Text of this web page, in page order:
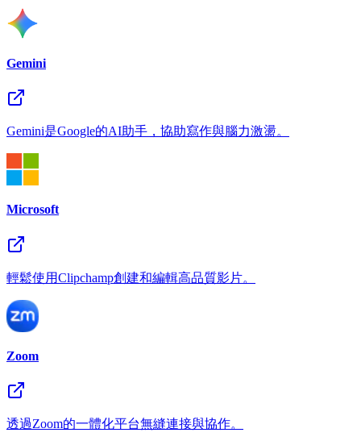
Gemini
Gemini是Google的AI助手，協助寫作與腦力激盪。
Microsoft
輕鬆使用Clipchamp創建和編輯高品質影片。
Zoom
透過Zoom的一體化平台無縫連接與協作。